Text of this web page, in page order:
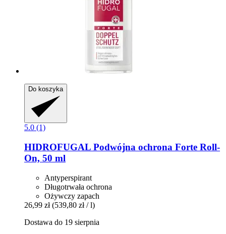
Do koszyka
5.0 (1)
HIDROFUGAL Podwójna ochrona Forte Roll-​
On, 50 ml
Antyperspirant
Długotrwała ochrona
Ożywczy zapach
26,99 zł (539,80 zł / l)
Dostawa do 19 sierpnia